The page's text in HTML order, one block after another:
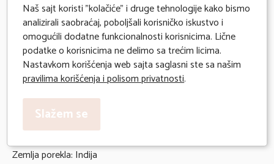
Odmah dostupno
Kupovina na 6 mesečnih rata karticama Banke Intese
Očekivano vreme isporuke 2 radna dana
Deklaracija:
Uvoznik: Milivojević Diamonds
Godina uvoza: 2026
Zemlja porekla: Indija
Naš sajt koristi "kolačiće" i druge tehnologije kako bismo
analizirali saobraćaj, poboljšali korisničko iskustvo i
omogućili dodatne funkcionalnosti korisnicima. Lične
podatke o korisnicima ne delimo sa trećim licima.
Nastavkom korišćenja web sajta saglasni ste sa našim
pravilima korišćenja i polisom privatnosti.
Slažem se